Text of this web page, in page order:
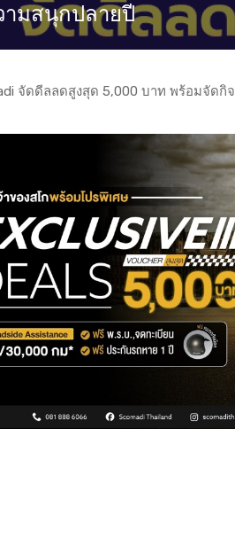
ามสนุกปลายปี
จัดดีลลดสูงสุด 5,000 บาท พร้อมจัด